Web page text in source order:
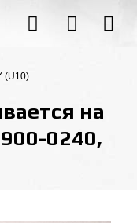
(U10)
на
0240,